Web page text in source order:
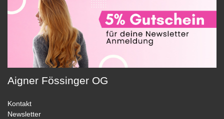
Aigner Fössinger OG
Kontakt
Newsletter